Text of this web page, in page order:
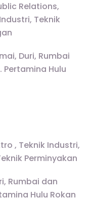
Relations,
Teknik
Duri, Rumbai
Pertamina Hulu
, Teknik Industri,
Perminyakan
Rumbai dan
Hulu Rokan